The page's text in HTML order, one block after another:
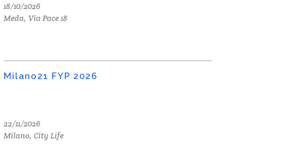
18/10/2026
Meda, Via Pace 18
Milano21 FYP 2026
22/11/2026
Milano, City Life